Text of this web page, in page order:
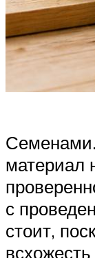
материал
с
стоит,